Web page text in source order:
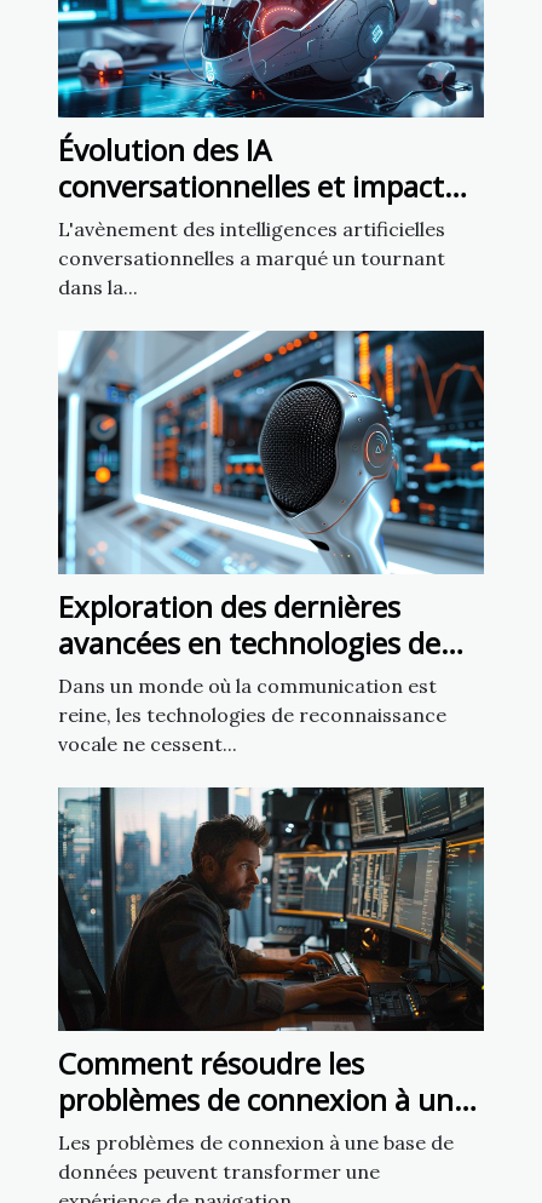
Évolution des IA
conversationnelles et impact
sur la liberté d'expression
L'avènement des intelligences artificielles
conversationnelles a marqué un tournant
dans la...
Exploration des dernières
avancées en technologies de
reconnaissance vocale
Dans un monde où la communication est
reine, les technologies de reconnaissance
vocale ne cessent...
Comment résoudre les
problèmes de connexion à une
base de données sur un site
web
Les problèmes de connexion à une base de
données peuvent transformer une